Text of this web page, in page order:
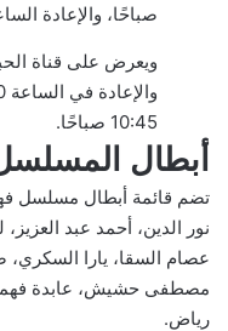
صباحًا، والإعادة الساعة 12:00 ظهرًا والساعة
10:45 صباحًا.
أبطال
تضم قائمة أبطال مسلسل
نور الدين، أحمد عبد
عصام السقا، يارا
مصطفى حشيش، عابدة
رياض.